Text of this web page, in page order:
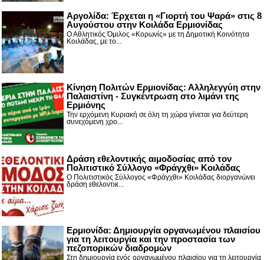
Αργολίδα: Έρχεται η «Γιορτή του Ψαρά» στις 8
Αυγούστου στην Κοιλάδα Ερμιονίδας
Ο Αθλητικός Όμιλος «Κορωνίς» με τη Δημοτική Κοινότητα
Κοιλάδας, με το...
Κίνηση Πολιτών Ερμιονίδας: Αλληλεγγύη στην
Παλαιστίνη - Συγκέντρωση στο λιμάνι της
Ερμιόνης
Την ερχόμενη Κυριακή σε όλη τη χώρα γίνεται για δεύτερη
συνεχόμενη χρο...
Δράση εθελοντικής αιμοδοσίας από τον
Πολιτιστικό Σύλλογο «Φράγχθι» Κοιλάδας
Ο Πολιτιστικός Σύλλογος «Φράγχθι» Κοιλάδας διοργανώνει
δράση εθελοντικ...
Ερμιονίδα: Δημιουργία οργανωμένου πλαισίου
για τη λειτουργία και την προστασία των
πεζοπορικών διαδρομών
Στη δημιουργία ενός οργανωμένου πλαισίου για τη λειτουργία